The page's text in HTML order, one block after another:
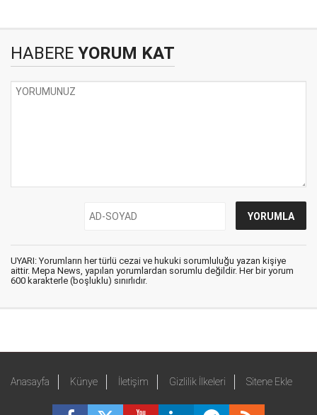
HABERE YORUM KAT
UYARI: Yorumların her türlü cezai ve hukuki sorumluluğu yazan kişiye
aittir. Mepa News, yapılan yorumlardan sorumlu değildir. Her bir yorum
600 karakterle (boşluklu) sınırlıdır.
Anasayfa Künye İletişim Gizlilik İlkeleri Sitene Ekle